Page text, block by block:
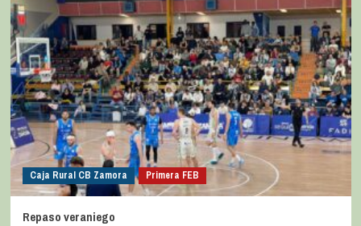
Caja Rural CB Zamora Primera FEB
Repaso veraniego